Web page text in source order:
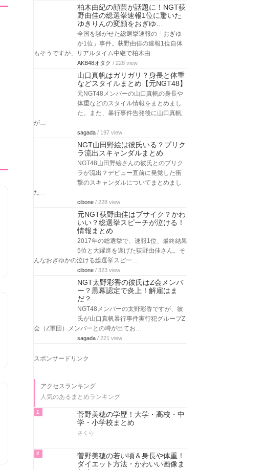
柏木由紀の顔芸が話題に！NGT荻
野由佳の総選挙速報1位に驚いた
ゆきりんの変顔をおぎゆ…
全国を騒がせた総選挙速報の「おぎゆ
か1位」事件。荻野由佳の速報1位自体
もそうですが、リアルタイム中継で柏木由…
AKB48オタク / 228 view
山口真帆はガリガリ？身長と体重
などスタイルまとめ【元NGT48】
元NGT48メンバーの山口真帆の身長や
体重などのスタイル情報をまとめまし
た。また、暴行事件告発後に山口真帆
が…
sagada / 197 view
NGT山田野絵は彼氏いる？プリク
ラ流出スキャンダルまとめ
NGT48山田野絵さんの彼氏とのプリク
ラが流出？デビュー直前に発覚した衝
撃のスキャンダルについてまとめまし
た…
cibone / 228 view
元NGT荻野由佳はブサイク？かわ
いい？総選挙スピーチが泣ける！
情報まとめ
2017年の総選挙で、速報1位、最終結果
5位と大躍進を遂げた荻野由佳さん。そ
んなおぎゆかの泣ける総選挙スピー…
cibone / 323 view
NGT太野彩香の彼氏はZ会メンバ
ー？黒幕認定で炎上！解雇はま
だ？
NGT48メンバーの太野彩香ですが、彼
氏が山口真帆暴行事件実行犯グループZ
会（Z軍団）メンバーとの噂が出てお…
sagada / 221 view
スポンサードリンク
アクセスランキング
人気のあるまとめランキング
1
菅野美穂の学歴！大学・高校・中
学・小学校まとめ
さくら
2
菅野美穂の若い頃＆身長や体重！
ダイエット方法・かわいい画像ま